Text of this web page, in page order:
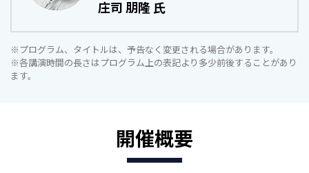
庄司 朋隆 氏
※プログラム、タイトルは、予告なく変更される場合があります。
※各講演時間の長さはプログラム上の表記より多少前後することがあり
ます。
開催概要